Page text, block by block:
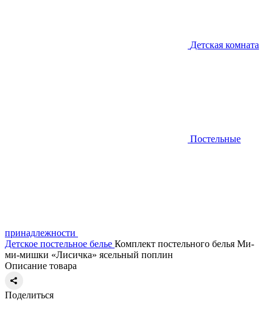
Детская комната
Постельные
принадлежности
Детское постельное белье Комплект постельного белья Ми-
ми-мишки «Лисичка» ясельный поплин
Описание товара
Поделиться